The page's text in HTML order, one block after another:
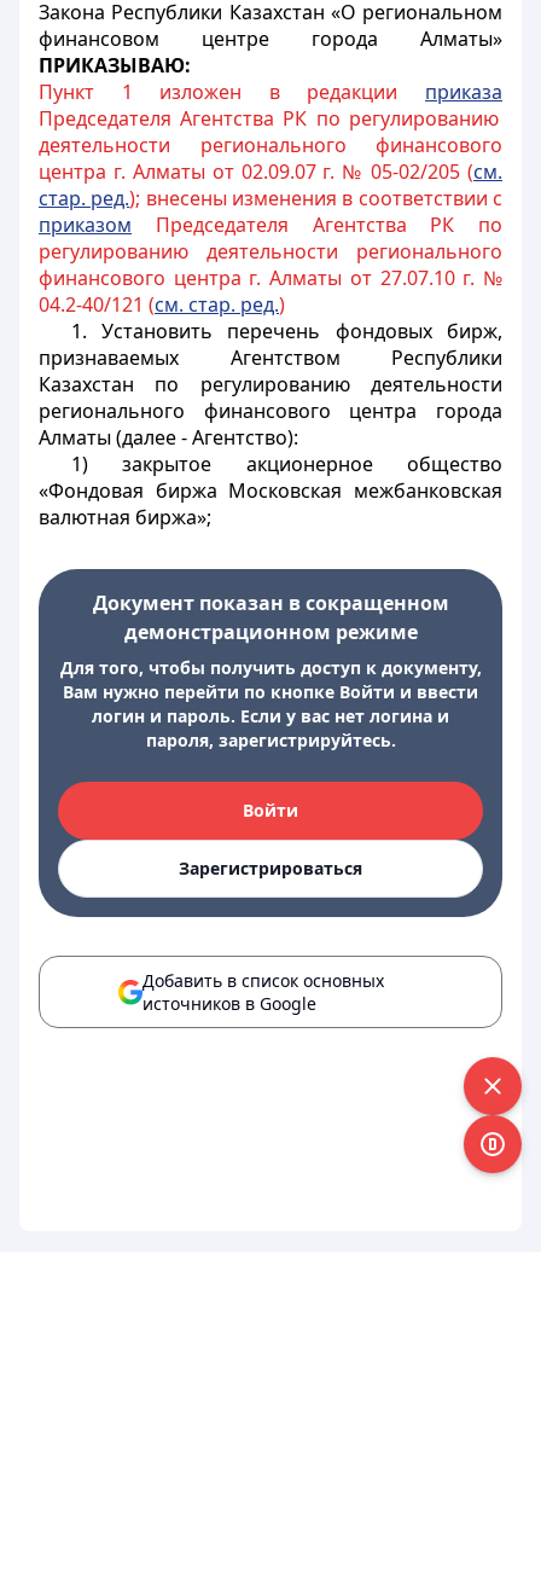
Закона Республики Казахстан «О региональном
финансовом центре города Алматы»
ПРИКАЗЫВАЮ:
Пункт 1 изложен в редакции приказа
Председателя Агентства РК по регулированию
деятельности регионального финансового
центра г. Алматы от 02.09.07 г. № 05-02/205 (см.
стар. ред.); внесены изменения в соответствии с
приказом Председателя Агентства РК по
регулированию деятельности регионального
финансового центра г. Алматы от 27.07.10 г. №
04.2-40/121 (см. стар. ред.)
1. Установить перечень фондовых бирж,
признаваемых Агентством Республики
Казахстан по регулированию деятельности
регионального финансового центра города
Алматы (далее - Агентство):
1) закрытое акционерное общество
«Фондовая биржа Московская межбанковская
валютная биржа»;
Документ показан в сокращенном
демонстрационном режиме
Для того, чтобы получить доступ к документу,
Вам нужно перейти по кнопке Войти и ввести
логин и пароль. Если у вас нет логина и
пароля, зарегистрируйтесь.
Войти
Зарегистрироваться
Добавить в список основных
источников в Google